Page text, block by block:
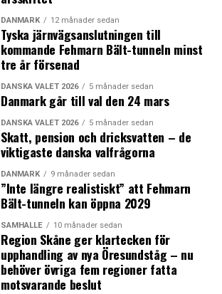
DANMARK 12 månader sedan
Tyska järnvägsanslutningen till
kommande Fehmarn Bält-tunneln minst
tre år försenad
DANSKA VALET 2026 5 månader sedan
Danmark går till val den 24 mars
DANSKA VALET 2026 5 månader sedan
Skatt, pension och dricksvatten – de
viktigaste danska valfrågorna
DANMARK 9 månader sedan
”Inte längre realistiskt” att Fehmarn
Bält-tunneln kan öppna 2029
SAMHÄLLE 10 månader sedan
Region Skåne ger klartecken för
upphandling av nya Öresundståg – nu
behöver övriga fem regioner fatta
motsvarande beslut